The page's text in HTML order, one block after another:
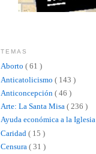
TEMAS
Aborto ( 61 )
Anticatolicismo ( 143 )
Anticoncepción ( 46 )
Arte: La Santa Misa ( 236 )
Ayuda económica a la Iglesia
Caridad ( 15 )
Censura ( 31 )